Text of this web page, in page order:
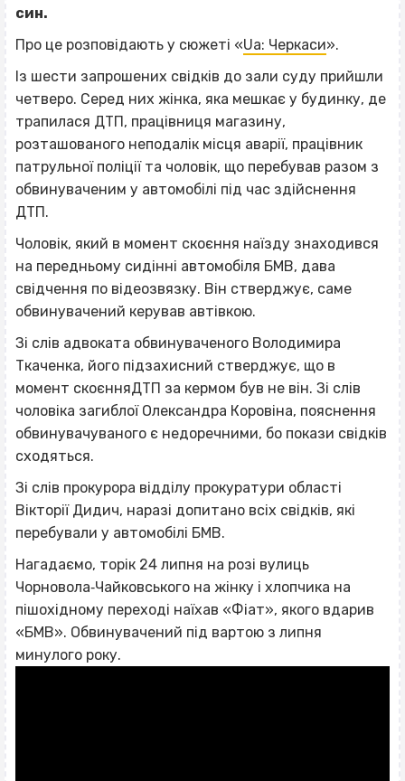
син.
Про це розповідають у сюжеті «Ua: Черкаси».
Із шести запрошених свідків до зали суду прийшли
четверо. Серед них жінка, яка мешкає у будинку, де
трапилася ДТП, працівниця магазину,
розташованого неподалік місця аварії, працівник
патрульної поліції та чоловік, що перебував разом з
обвинуваченим у автомобілі під час здійснення
ДТП.
Чоловік, який в момент скоєння наїзду знаходився
на передньому сидінні автомобіля БМВ, дава
свідчення по відеозвязку. Він стверджує, саме
обвинувачений керував автівкою.
Зі слів адвоката обвинуваченого Володимира
Ткаченка, його підзахисний стверджує, що в
момент скоєнняДТП за кермом був не він. Зі слів
чоловіка загиблої Олександра Коровіна, пояснення
обвинувачуваного є недоречними, бо покази свідків
сходяться.
Зі слів прокурора відділу прокуратури області
Вікторії Дидич, наразі допитано всіх свідків, які
перебували у автомобілі БМВ.
Нагадаємо, торік 24 липня на розі вулиць
Чорновола‐Чайковського на жінку і хлопчика на
пішохідному переході наїхав «Фіат», якого вдарив
«БМВ». Обвинувачений під вартою з липня
минулого року.